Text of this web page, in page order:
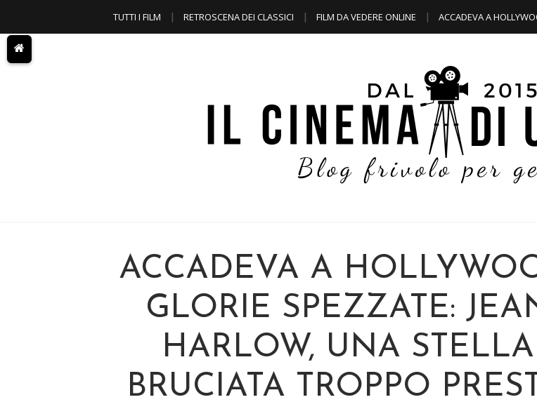
TUTTI I FILM RETROSCENA DEI CLASSICI FILM DA VEDERE ONLINE ACCADEVA A
ACCADEVA A
GLORIE SPEZZATE:
HARLOW, UNA STELLA
BRUCIATA TROPPO